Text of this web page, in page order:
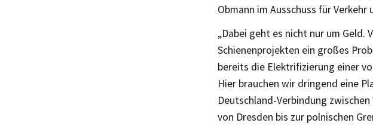
Obmann im Ausschuss für
„Dabei geht es nicht nur um Geld.
Schienenprojekten ein großes
bereits die Elektrifizierung einer
Hier brauchen wir dringend eine
Deutschland-Verbindung
von Dresden bis zur polnischen